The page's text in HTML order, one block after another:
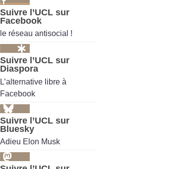
Suivre l’UCL sur
Facebook
le réseau antisocial !
Suivre l’UCL sur
Diaspora
L’alternative libre à
Facebook
Suivre l’UCL sur
Bluesky
Adieu Elon Musk